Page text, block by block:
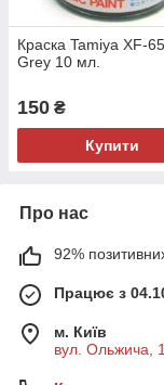
Краска Tamiya XF-
Grey 10 мл.
150 ₴
Купити
Про нас
92% позитивних
Працює з
м. Київ
вул. Ольжича,